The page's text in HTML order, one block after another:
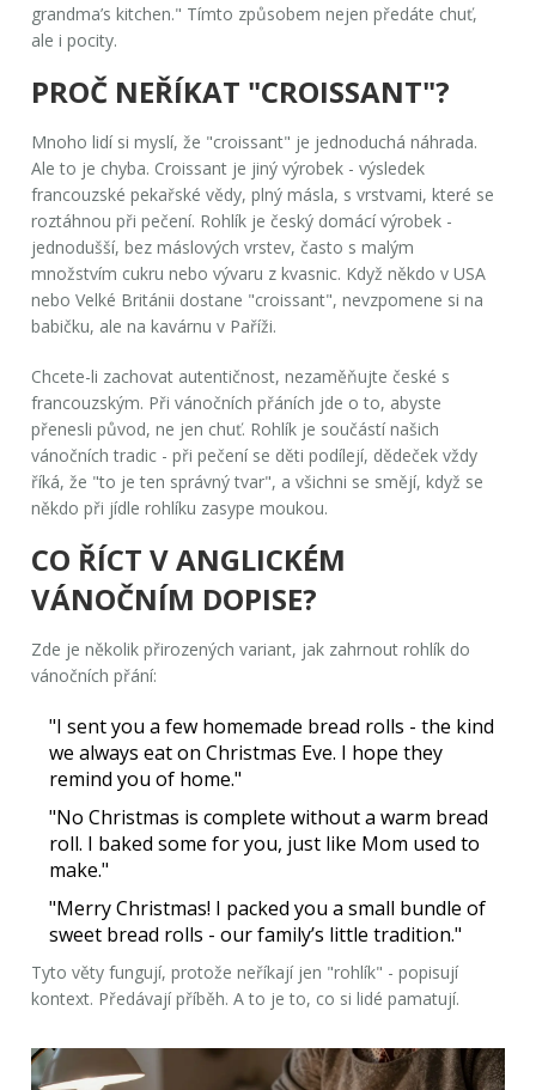
grandma’s kitchen." Tímto způsobem nejen předáte chuť,
ale i pocity.
PROČ NEŘÍKAT "CROISSANT"?
Mnoho lidí si myslí, že "croissant" je jednoduchá náhrada.
Ale to je chyba. Croissant je jiný výrobek - výsledek
francouzské pekařské vědy, plný másla, s vrstvami, které se
roztáhnou při pečení. Rohlík je český domácí výrobek -
jednodušší, bez máslových vrstev, často s malým
množstvím cukru nebo vývaru z kvasnic. Když někdo v USA
nebo Velké Británii dostane "croissant", nevzpomene si na
babičku, ale na kavárnu v Paříži.
Chcete-li zachovat autentičnost, nezaměňujte české s
francouzským. Při vánočních přáních jde o to, abyste
přenesli původ, ne jen chuť. Rohlík je součástí našich
vánočních tradic - při pečení se děti podílejí, dědeček vždy
říká, že "to je ten správný tvar", a všichni se smějí, když se
někdo při jídle rohlíku zasype moukou.
CO ŘÍCT V ANGLICKÉM
VÁNOČNÍM DOPISE?
Zde je několik přirozených variant, jak zahrnout rohlík do
vánočních přání:
"I sent you a few homemade bread rolls - the kind
we always eat on Christmas Eve. I hope they
remind you of home."
"No Christmas is complete without a warm bread
roll. I baked some for you, just like Mom used to
make."
"Merry Christmas! I packed you a small bundle of
sweet bread rolls - our family’s little tradition."
Tyto věty fungují, protože neříkají jen "rohlík" - popisují
kontext. Předávají příběh. A to je to, co si lidé pamatují.